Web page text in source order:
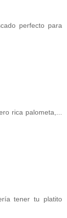
perfecto para
rica palometa,...
tener tu platito